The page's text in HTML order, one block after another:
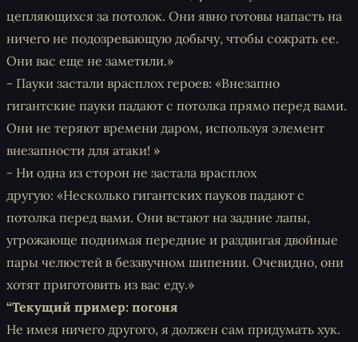
цепляющихся за потолок. Они явно готовы напасть на
ничего не подозревающую добычу, чтобы сожрать ее.
Они вас еще не заметили.»
- Пауки застали врасплох героев: «Внезапно
гигантские пауки падают с потолка прямо перед вами.
Они не теряют времени даром, используя элемент
внезапности для атаки! »
- Ни одна из сторон не застала врасплох
другую: «Несколько гигантских пауков падают с
потолка перед вами. Они встают на задние лапы,
угрожающе поднимая передние и раздвигая двойные
пары челюстей в беззвучном шипении. Очевидно, они
хотят приготовить из вас еду.»
“Текущий пример: погоня
Не имея ничего другого, я должен сам придумать хук.